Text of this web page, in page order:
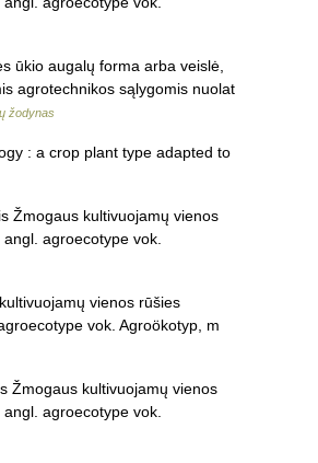
ūkio augalų forma arba veislė,
agrotechnikos sąlygomis nuolat
žodynas
: a crop plant type adapted to
Žmogaus kultivuojamų vienos
agroecotype vok.
vienos rūšies
vok. Agroökotyp, m
Žmogaus kultivuojamų vienos
agroecotype vok.